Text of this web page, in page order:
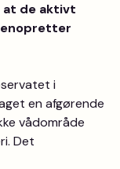
de aktivt
i
en afgørende
vådområde
Det